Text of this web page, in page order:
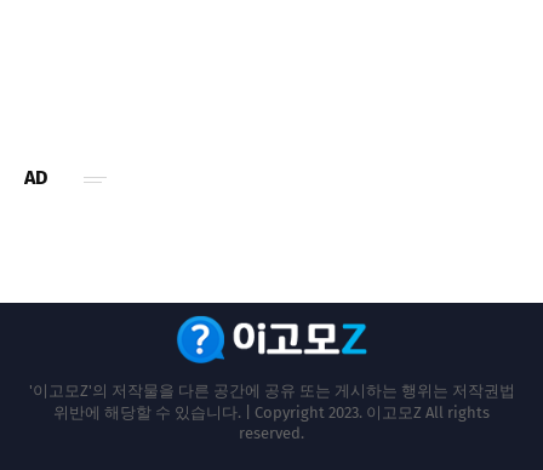
AD
'이고모Z'의 저작물을 다른 공간에 공유 또는 게시하는 행위는 저작권법
위반에 해당할 수 있습니다. | Copyright 2023. 이고모Z All rights
reserved.